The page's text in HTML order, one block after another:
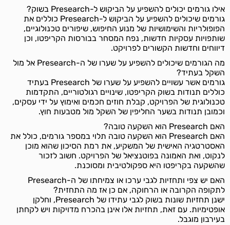
אילו גורמים יכולים להשפיע על הביקוש ל-Presearch בשוק?
גורמים שיכולים להשפיע על הביקוש ל-Presearch כוללים את
הפופולריות והשימושיות של מנוע החיפוש, שיפורים טכנולוגיים,
שותפויות עסקיות חדשות, נפח המסחר בבורסות הקריפטו, וכן
דיווחים וחדשות הקשורים לפרויקט.
מה הגורמים שיכולים להשפיע על שערו של ה-Presearch אל מול
השקל בעתיד?
גורמים אשר עשויים להשפיע על שערו של Presearch בעתיד
כוללים תנודות בשוק הקריפטו, שינויים רגולטוריים, התקדמות
טכנולוגית של הפרויקט, קבלת חוזים חכמים ואימוץ על ידי עסקים,
וכמובן תנודות בשער החליפין של השקל מול מטבעות חוץ.
האם Presearch הוא השקעה טובה?
האם Presearch הוא השקעה טובה תלוי במספר גורמים, כולל את
האסטרטגיה האישית של המשקיע, את רמת הסיכון שהוא מוכן
לנקוט, ואת האמונה בפוטנציאל של הפרויקט. חשוב לזכור
שהשקעה בקריפטו היא ספקולטיבית ומסוכנת.
האם יש צפי ותחזיות לגבי ערכו או צמיחתו של ה-Presearch
לתקופה הקרובה או הרחוקה, אם כן אז מה התחזית?
ישנן תחזיות שונות בשוק לגבי עתידו של Presearch, וחלקן
אופטימיות. עם זאת, תחזיות אלו אינן בהכרח מדויקות ויש לקחתן
בעירבון מוגבל.